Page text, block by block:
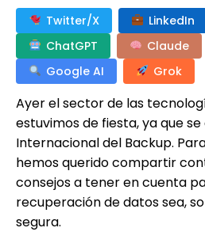
Twitter/X LinkedIn
ChatGPT
Claude
Google AI
Grok
Ayer el sector de las
estuvimos de fiesta, ya que
Internacional del Backup.
hemos querido compartir
consejos a tener en cuenta
recuperación de datos sea,
segura.